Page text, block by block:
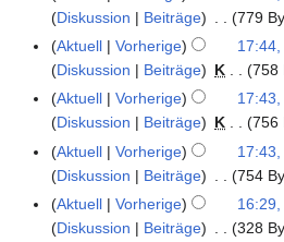
n
n
f
a
s
s
n
g
m
m
e
n
f
a
s
u
z
u
s
a
m
m
e
n
f
a
t
u
n
s
z
u
s
a
m
n
e
B
e
a
r
b
e
i
t
1
e
n
e
B
e
a
r
b
e
Diskussion
Beiträge 779
K
e
n
e
B
e
a
r
Aktuell Vorherige
Diskussion
Beiträge K 758
K
e
n
e
B
e
Aktuell Vorherige
Diskussion
Beiträge K 756
K
e
n
Aktuell Vorherige
Diskussion
Beiträge 754
K
e
Aktuell Vorherige
Diskussion
Beiträge 328